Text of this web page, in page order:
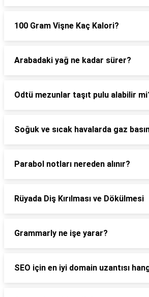
100 Gram Vişne Kaç Kalori?
Arabadaki yağ ne kadar sürer?
Odtü mezunlar taşıt pulu alabilir
Soğuk ve sıcak havalarda gaz
Parabol notları nereden alınır?
Rüyada Diş Kırılması ve Dökülmesi
Grammarly ne işe yarar?
SEO için en iyi domain uzantısı